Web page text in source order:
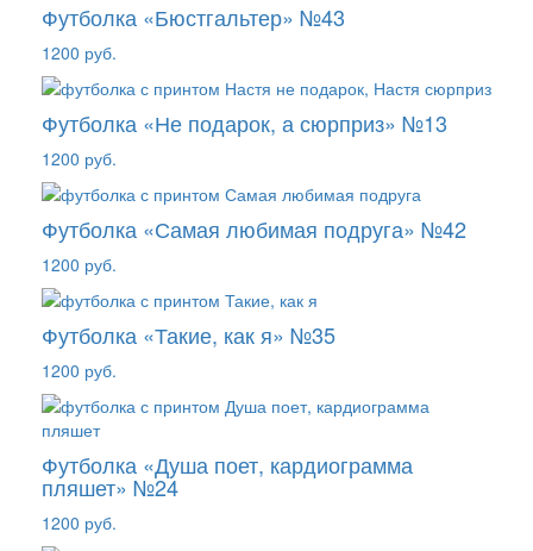
Футболка «Бюстгальтер» №43
1200 руб.
Футболка «Не подарок, а сюрприз» №13
1200 руб.
Футболка «Самая любимая подруга» №42
1200 руб.
Футболка «Такие, как я» №35
1200 руб.
Футболка «Душа поет, кардиограмма
пляшет» №24
1200 руб.